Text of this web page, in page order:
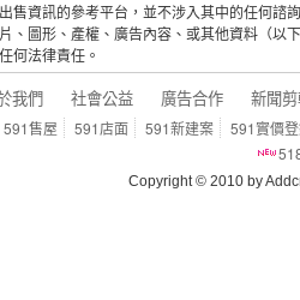
售資訊的參考平台，並不涉入其中的任何
、圖形、產權、廣告內容、或其他資料（
何法律責任。
我們 社會公益 廣告合作 新聞
591售屋 591店面 591新建案
591實價
Copyright © 2010 by